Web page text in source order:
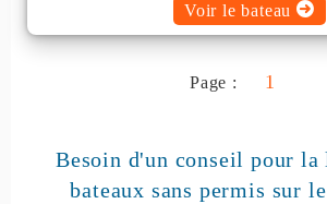
Voir le bateau
Page : 1
Besoin d'un conseil pour
bateaux sans permis sur